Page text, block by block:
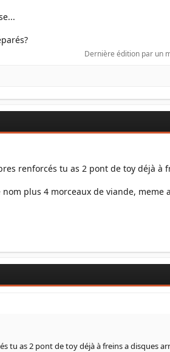
Dernière édition par un
renforcés tu as 2 pont de toy déjà à
plus 4 morceaux de viande, meme
tu as 2 pont de toy déjà à freins a disques